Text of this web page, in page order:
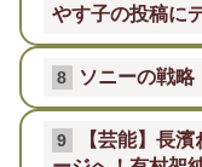
やす子の投稿に
8 ソニーの戦
9
【芸能】長